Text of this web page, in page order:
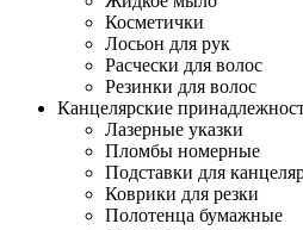
Косметички
Лосьон для рук
Расчески для волос
Резинки для волос
Канцелярские
Лазерные указки
Пломбы номерные
Подставки для
Коврики для резки
Полотенца бумажные